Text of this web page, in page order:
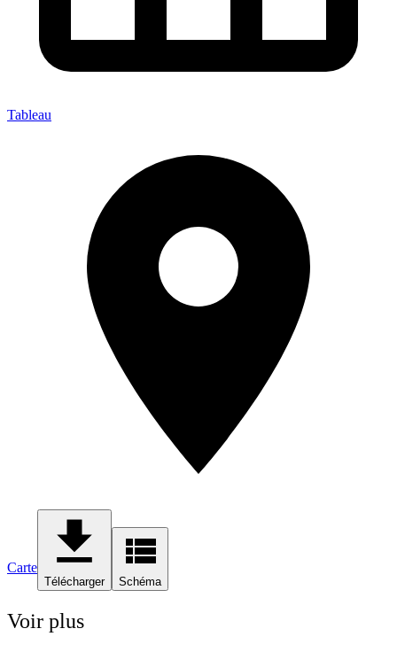
Tableau
Carte
Télécharger Schéma
Voir plus